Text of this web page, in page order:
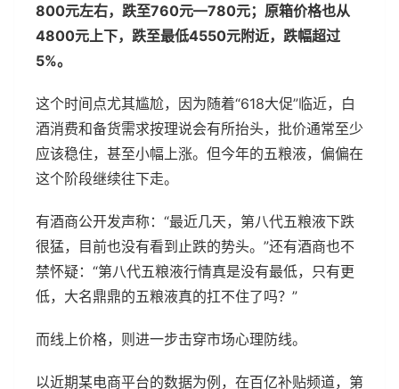
800元左右，跌至760元—780元；原箱价格也从
4800元上下，跌至最低4550元附近，跌幅超过
5%。
这个时间点尤其尴尬，因为随着“618大促”临近，白
酒消费和备货需求按理说会有所抬头，批价通常至少
应该稳住，甚至小幅上涨。但今年的五粮液，偏偏在
这个阶段继续往下走。
有酒商公开发声称：“最近几天，第八代五粮液下跌
很猛，目前也没有看到止跌的势头。”还有酒商也不
禁怀疑：“第八代五粮液行情真是没有最低，只有更
低，大名鼎鼎的五粮液真的扛不住了吗？”
而线上价格，则进一步击穿市场心理防线。
以近期某电商平台的数据为例，在百亿补贴频道，第